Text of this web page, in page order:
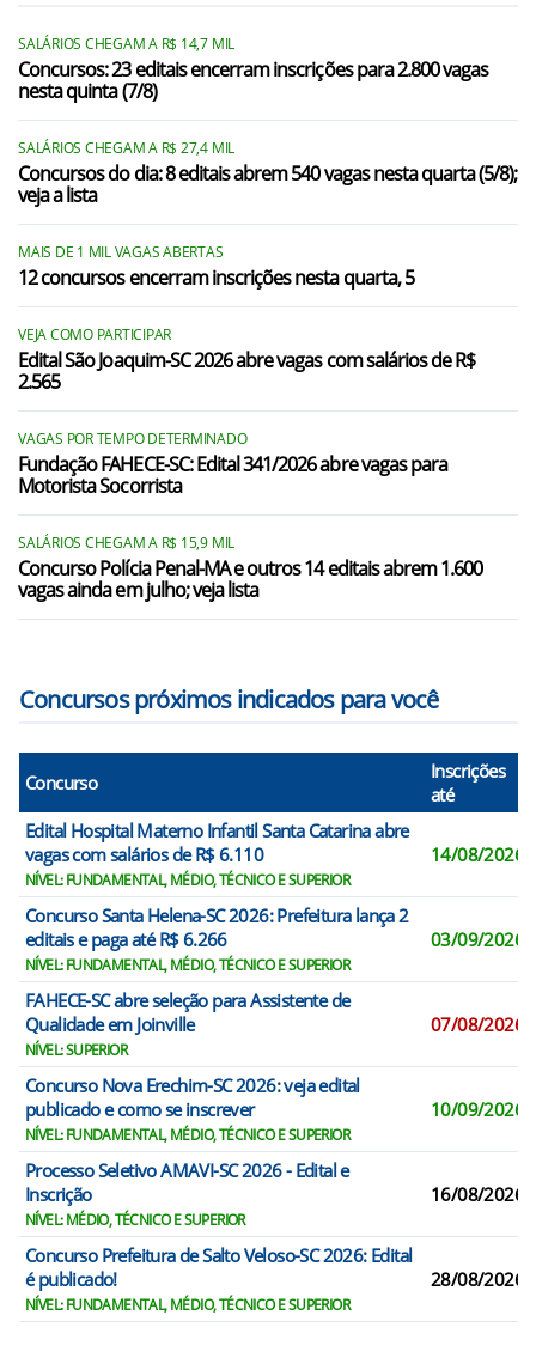
SALÁRIOS CHEGAM A R$ 14,7 MIL
Concursos: 23 editais encerram inscrições para 2.800 vagas
nesta quinta (7/8)
SALÁRIOS CHEGAM A R$ 27,4 MIL
Concursos do dia: 8 editais abrem 540 vagas nesta quarta (5/8);
veja a lista
MAIS DE 1 MIL VAGAS ABERTAS
12 concursos encerram inscrições nesta quarta, 5
VEJA COMO PARTICIPAR
Edital São Joaquim-SC 2026 abre vagas com salários de R$
2.565
VAGAS POR TEMPO DETERMINADO
Fundação FAHECE-SC: Edital 341/2026 abre vagas para
Motorista Socorrista
SALÁRIOS CHEGAM A R$ 15,9 MIL
Concurso Polícia Penal-MA e outros 14 editais abrem 1.600
vagas ainda em julho; veja lista
Concursos próximos indicados para você
Concurso
Inscrições
até
Edital Hospital Materno Infantil Santa Catarina abre
vagas com salários de R$ 6.110
NÍVEL: FUNDAMENTAL, MÉDIO, TÉCNICO E SUPERIOR
14/08/2026
Concurso Santa Helena-SC 2026: Prefeitura lança 2
editais e paga até R$ 6.266
NÍVEL: FUNDAMENTAL, MÉDIO, TÉCNICO E SUPERIOR
03/09/2026
FAHECE-SC abre seleção para Assistente de
Qualidade em Joinville
NÍVEL: SUPERIOR
07/08/2026
Concurso Nova Erechim-SC 2026: veja edital
publicado e como se inscrever
NÍVEL: FUNDAMENTAL, MÉDIO, TÉCNICO E SUPERIOR
10/09/2026
Processo Seletivo AMAVI-SC 2026 - Edital e
Inscrição
NÍVEL: MÉDIO, TÉCNICO E SUPERIOR
16/08/2026
Concurso Prefeitura de Salto Veloso-SC 2026: Edital
é publicado!
NÍVEL: FUNDAMENTAL, MÉDIO, TÉCNICO E SUPERIOR
28/08/2026